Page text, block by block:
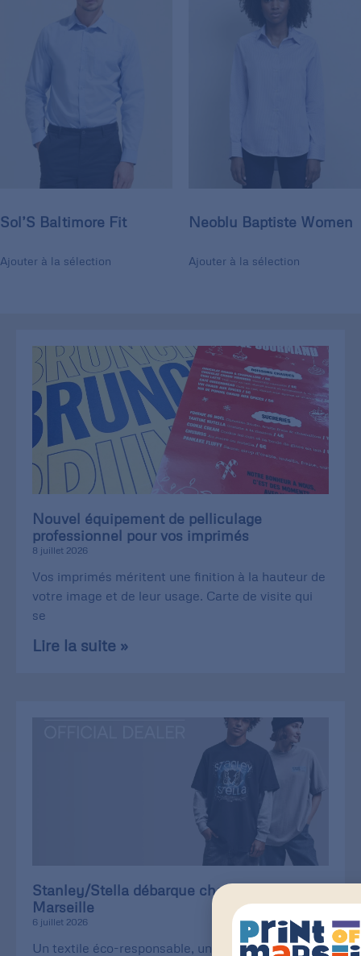
Sol’S Baltimore Fit
Ajouter à la sélection
Neoblu Baptiste Women
Ajouter à la sélection
Nouvel équipement de pelliculage
professionnel pour vos imprimés
8 juillet 2026
Vos imprimés méritent une finition à la hauteur de
votre image et de leur usage. Carte de visite qui
se
Lire la suite »
Stanley/Stella débarque chez Print of
Marseille
6 juillet 2026
Un textile éco-responsable, une qualité de